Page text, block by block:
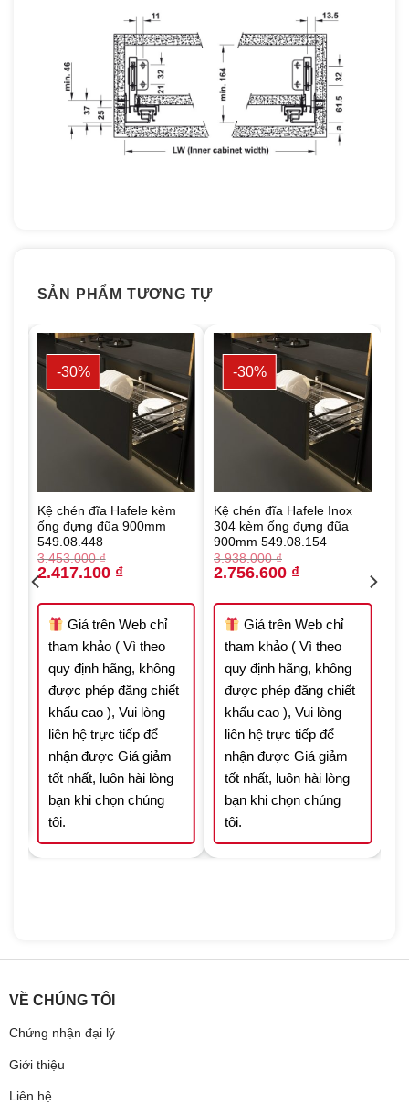
SẢN PHẨM TƯƠNG TỰ
-30%
Kệ chén đĩa Hafele kèm
ống đựng đũa 900mm
549.08.448
3.453.000₫
Original
price
3.453.000 ₫.
2.417.100 ₫Current
2.417.100 ₫.
Giá trên Web chỉ
tham khảo ( Vì theo
quy định hãng, không
được phép đăng chiết
khấu cao ), Vui lòng
liên hệ trực tiếp để
nhận được Giá giảm
tốt nhất, luôn hài lòng
bạn khi chọn chúng
tôi.
-30%
Kệ chén đĩa Hafele Inox
304 kèm ống đựng đũa
900mm 549.08.154
3.938.000₫
Original
price
3.938.000 ₫.
2.756.600 ₫Current
2.756.600 ₫.
Giá trên Web chỉ
tham khảo ( Vì theo
quy định hãng, không
được phép đăng chiết
khấu cao ), Vui lòng
liên hệ trực tiếp để
nhận được Giá giảm
tốt nhất, luôn hài lòng
bạn khi chọn chúng
tôi.
VỀ CHÚNG TÔI
Chứng nhận đại lý
Giới thiệu
Liên hệ